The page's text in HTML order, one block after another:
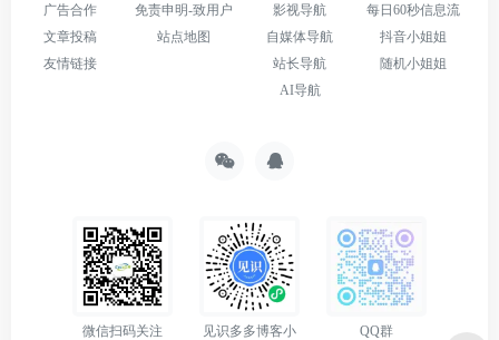
广告合作
文章投稿
友情链接
免责申明-致用户
站点地图
影视导航
自媒体导航
站长导航
AI导航
每日60秒信息流
抖音小姐姐
随机小姐姐
微信扫码关注 见识多多博客小 QQ群